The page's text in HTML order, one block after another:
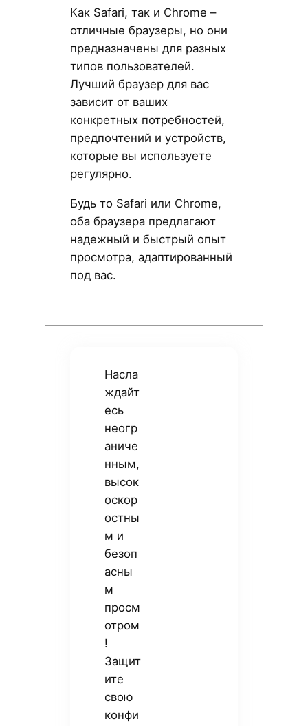
Как Safari, так и Chrome –
отличные браузеры, но они
предназначены для разных
типов пользователей.
Лучший браузер для вас
зависит от ваших
конкретных потребностей,
предпочтений и устройств,
которые вы используете
регулярно.
Будь то Safari или Chrome,
оба браузера предлагают
надежный и быстрый опыт
просмотра, адаптированный
под вас.
Насла
ждайт
есь
неогр
аниче
нным,
высок
оскор
остны
м и
безоп
асны
м
просм
отром
!
Защит
ите
свою
конфи